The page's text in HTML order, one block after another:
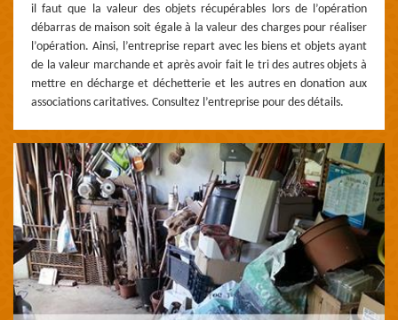
il faut que la valeur des objets récupérables lors de l’opération
débarras de maison soit égale à la valeur des charges pour réaliser
l’opération. Ainsi, l’entreprise repart avec les biens et objets ayant
de la valeur marchande et après avoir fait le tri des autres objets à
mettre en décharge et déchetterie et les autres en donation aux
associations caritatives. Consultez l’entreprise pour des détails.